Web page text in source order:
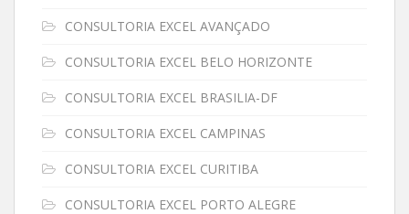
CONSULTORIA EXCEL AVANÇADO
CONSULTORIA EXCEL BELO HORIZONTE
CONSULTORIA EXCEL BRASILIA-DF
CONSULTORIA EXCEL CAMPINAS
CONSULTORIA EXCEL CURITIBA
CONSULTORIA EXCEL PORTO ALEGRE